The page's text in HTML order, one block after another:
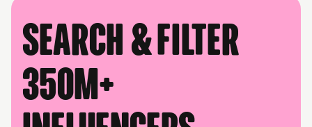
Search & filter
350M+